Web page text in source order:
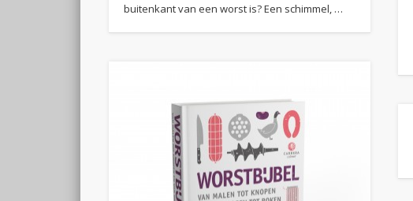
buitenkant van een worst is? Een schimmel, …